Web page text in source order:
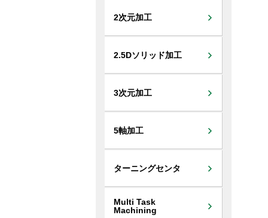
2次元加工
2.5Dソリッド加工
3次元加工
5軸加工
ターニングセンタ
Multi Task
Machining